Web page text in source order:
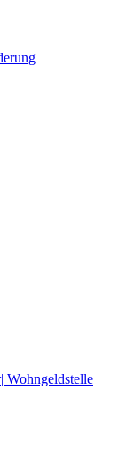
Wohngeldstelle